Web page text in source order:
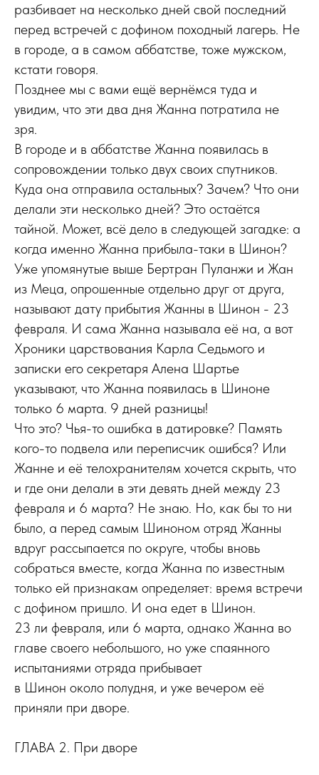
разбивает на несколько дней свой последний
перед встречей с дофином походный лагерь. Не
в городе, а в самом аббатстве, тоже мужском,
кстати говоря.
Позднее мы с вами ещё вернёмся туда и
увидим, что эти два дня Жанна потратила не
зря.
В городе и в аббатстве Жанна появилась в
сопровождении только двух своих спутников.
Куда она отправила остальных? Зачем? Что они
делали эти несколько дней? Это остаётся
тайной. Может, всё дело в следующей загадке: а
когда именно Жанна прибыла-таки в Шинон?
Уже упомянутые выше Бертран Пуланжи и Жан
из Меца, опрошенные отдельно друг от друга,
называют дату прибытия Жанны в Шинон - 23
февраля. И сама Жанна называла её на, а вот
Хроники царствования Карла Седьмого и
записки его секретаря Алена Шартье
указывают, что Жанна появилась в Шиноне
только 6 марта. 9 дней разницы!
Что это? Чья-то ошибка в датировке? Память
кого-то подвела или переписчик ошибся? Или
Жанне и её телохранителям хочется скрыть, что
и где они делали в эти девять дней между 23
февраля и 6 марта? Не знаю. Но, как бы то ни
было, а перед самым Шиноном отряд Жанны
вдруг рассыпается по округе, чтобы вновь
собраться вместе, когда Жанна по известным
только ей признакам определяет: время встречи
с дофином пришло. И она едет в Шинон.
23 ли февраля, или 6 марта, однако Жанна во
главе своего небольшого, но уже спаянного
испытаниями отряда прибывает
в Шинон около полудня, и уже вечером её
приняли при дворе.
ГЛАВА 2. При дворе